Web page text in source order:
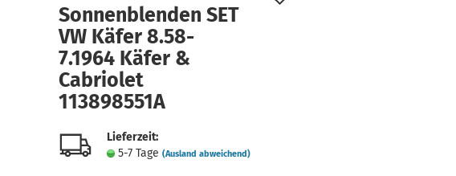
Konto erstellen
Passwort vergessen?
Sonnenblenden SET
VW Käfer 8.58-
7.1964 Käfer &
Cabriolet
113898551A
Lieferzeit:
5-7 Tage (Ausland abweichend)